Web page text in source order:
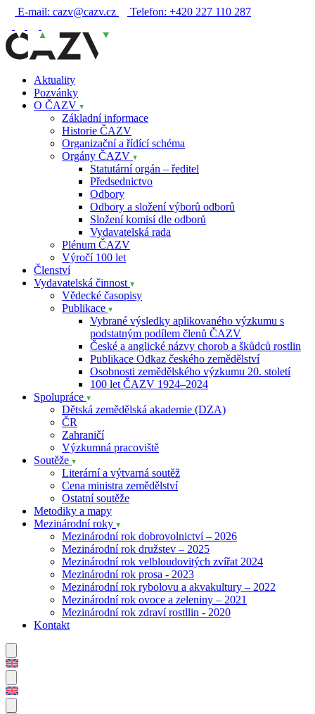
E-mail: cazv@cazv.cz Telefon: +420 227 110 287
Aktuality
Pozvánky
O ČAZV
Základní informace
Historie ČAZV
Organizační a řídící schéma
Orgány ČAZV
Statutární orgán – ředitel
Předsednictvo
Odbory
Odbory a složení výborů odborů
Složení komisí dle odborů
Vydavatelská rada
Plénum ČAZV
Výročí 100 let
Členství
Vydavatelská činnost
Vědecké časopisy
Publikace
Vybrané výsledky aplikovaného výzkumu s
podstatným podílem členů ČAZV
České a anglické názvy chorob a škůdců rostlin
Publikace Odkaz českého zemědělství
Osobnosti zemědělského výzkumu 20. století
100 let ČAZV 1924–2024
Spolupráce
Dětská zemědělská akademie (DZA)
ČR
Zahraničí
Výzkumná pracoviště
Soutěže
Literární a výtvarná soutěž
Cena ministra zemědělství
Ostatní soutěže
Metodiky a mapy
Mezinárodní roky
Mezinárodní rok dobrovolnictví – 2026
Mezinárodní rok družstev – 2025
Mezinárodní rok velbloudovitých zvířat 2024
Mezinárodní rok prosa - 2023
Mezinárodní rok rybolovu a akvakultury – 2022
Mezinárodní rok ovoce a zeleniny – 2021
Mezinárodní rok zdraví rostllin - 2020
Kontakt